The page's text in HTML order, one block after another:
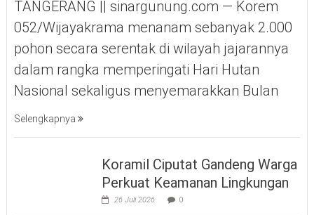
TANGERANG || sinargunung.com — Korem
052/Wijayakrama menanam sebanyak 2.000
pohon secara serentak di wilayah jajarannya
dalam rangka memperingati Hari Hutan
Nasional sekaligus menyemarakkan Bulan
Selengkapnya
Koramil Ciputat Gandeng Warga
Perkuat Keamanan Lingkungan
26 Juli 2026 0